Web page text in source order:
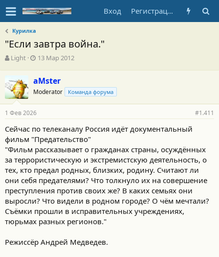
Вход Регистрация
Курилка
"Если завтра война."
А
о
р
т
е
м
ы
Light
Д
а
н
а
л
а
13 Мар 2012
aMster
Moderator Команда форума
1 Фев 2026 #1.411
Сейчас по телеканалу Россия идёт документальный
фильм "Предательство"
"Фильм рассказывает о гражданах страны, осуждённых
за террористическую и экстремистскую деятельность, о
тех, кто предал родных, близких, родину. Считают ли
они себя предателями? Что толкнуло их на совершение
преступления против своих же? В каких семьях они
выросли? Что видели в родном городе? О чём мечтали?
Съёмки прошли в исправительных учреждениях,
тюрьмах разных регионов."
Режиссёр Андрей Медведев.